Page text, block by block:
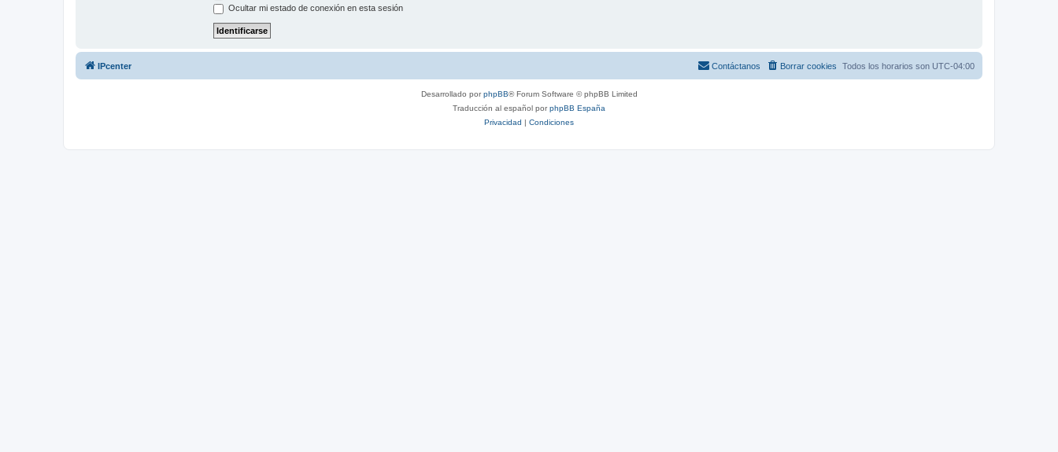
Ocultar mi estado de conexión en esta sesión
IPcenter Todos los horarios son UTC-04:00
Borrar cookies
Contáctanos
Desarrollado porphpBB® Forum Software © phpBB Limited
Traducción al español porphpBB España
Privacidad | Condiciones